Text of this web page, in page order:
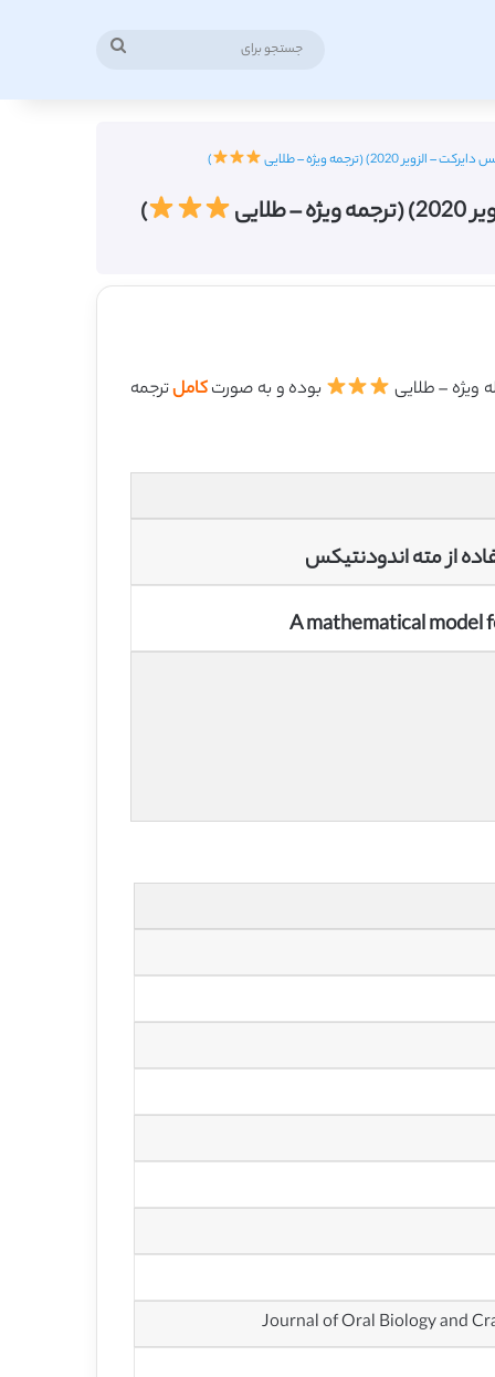
(ترجمه ویژه – طلایی )
)
بوده و به صورتکاملترجمه
از مته اندودنتیکس
A mathematical model